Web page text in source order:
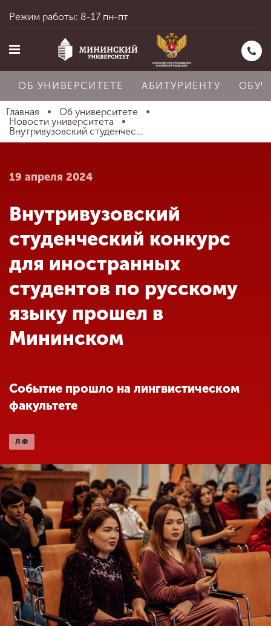
Главная
Абитуриенту
Обучение
Наука
Другие виды
Студенческая жизнь
Сведения об
образовательной
организации
ENG SPN CHI
Режим работы: 8-17 пн-пт
ОБ УНИВЕРСИТЕТЕ АБИТУРИЕНТУ
Главная
Об университете
Новости университета
Внутривузовский студенчес...
19 апреля 2024
Внутривузовский
студенческий конкурс
для иностранных
студентов по русскому
языку прошел в
Мининском
Событие прошло на лингвистическом
факультете
ЛФ